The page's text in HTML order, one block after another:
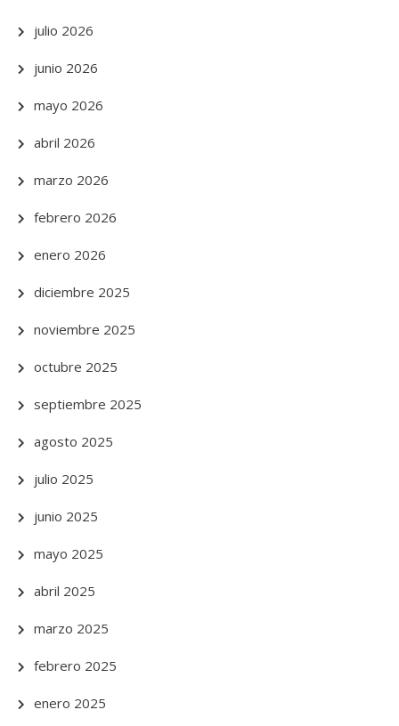
julio 2026
junio 2026
mayo 2026
abril 2026
marzo 2026
febrero 2026
enero 2026
diciembre 2025
noviembre 2025
octubre 2025
septiembre 2025
agosto 2025
julio 2025
junio 2025
mayo 2025
abril 2025
marzo 2025
febrero 2025
enero 2025